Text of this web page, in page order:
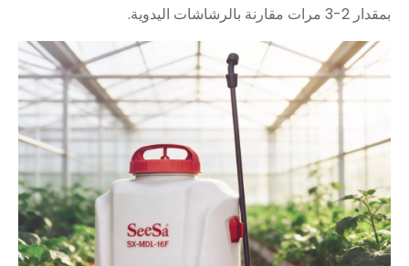
بمقدار 2-3 مرات مقارنة بالرشاشات اليدوية.